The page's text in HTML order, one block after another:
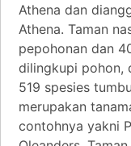
Athena dan
Athena. Taman
pepohonan dan
dilingkupi pohon,
519 spesies
merupakan
contohnya yakni